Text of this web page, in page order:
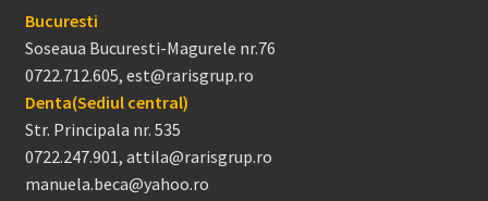
Bucuresti
Soseaua Bucuresti-Magurele nr.76
0722.712.605, est@rarisgrup.ro
Denta(Sediul central)
Str. Principala nr. 535
0722.247.901, attila@rarisgrup.ro
manuela.beca@yahoo.ro